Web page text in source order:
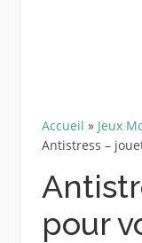
Accueil » Jeux
Antistress –
pour